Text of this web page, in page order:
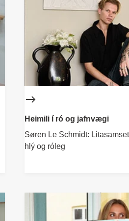
Heimili í ró og jafnvægi
Søren Le Schmidt:
hlý og róleg